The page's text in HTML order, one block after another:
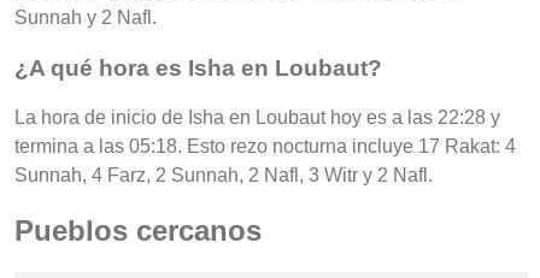
Sunnah y 2 Nafl.
¿A qué hora es Isha en Loubaut?
La hora de inicio de Isha en Loubaut hoy es a las 22:28 y
termina a las 05:18. Esto rezo nocturna incluye 17 Rakat: 4
Sunnah, 4 Farz, 2 Sunnah, 2 Nafl, 3 Witr y 2 Nafl.
Pueblos cercanos